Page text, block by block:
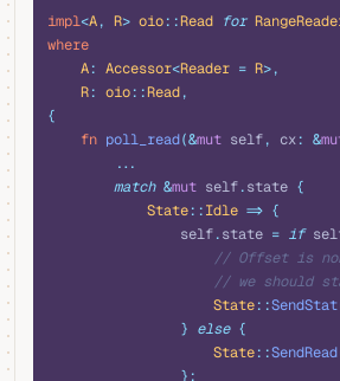
impl<A, R> oio::Read for
where
    A
: Accessor<Reader = R>,
    R
: oio::Read,
{
    fn
poll_read(&mut self, cx: &
        ...
        match
&mut self.state {
            State
::Idle => {
                self
.state = if
// Offset is
// we should
                    State
::SendStat
                }
else {
                    State
::SendRead
                };